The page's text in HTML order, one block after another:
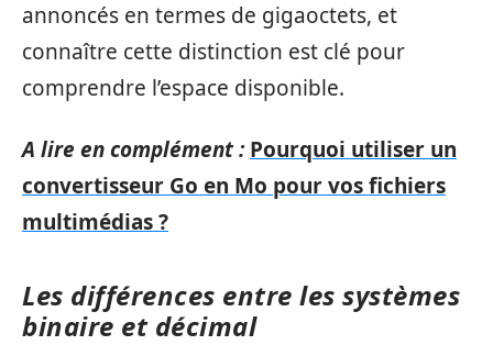
annoncés en termes de gigaoctets, et
connaître cette distinction est clé pour
comprendre l’espace disponible.
A lire en complément : Pourquoi utiliser un
convertisseur Go en Mo pour vos fichiers
multimédias ?
Les différences entre les systèmes
binaire et décimal